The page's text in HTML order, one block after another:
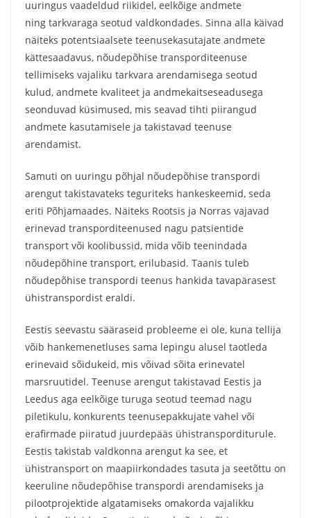
uuringus vaadeldud riikidel, eelkõige andmete
ning tarkvaraga seotud valdkondades. Sinna alla käivad
näiteks potentsiaalsete teenusekasutajate andmete
kättesaadavus, nõudepõhise transporditeenuse
tellimiseks vajaliku tarkvara arendamisega seotud
kulud, andmete kvaliteet ja andmekaitseseadusega
seonduvad küsimused, mis seavad tihti piirangud
andmete kasutamisele ja takistavad teenuse
arendamist.
Samuti on uuringu põhjal nõudepõhise transpordi
arengut takistavateks teguriteks hankeskeemid, seda
eriti Põhjamaades. Näiteks Rootsis ja Norras vajavad
erinevad transporditeenused nagu patsientide
transport või koolibussid, mida võib teenindada
nõudepõhine transport, erilubasid. Taanis tuleb
nõudepõhise transpordi teenus hankida tavapärasest
ühistranspordist eraldi.
Eestis seevastu sääraseid probleeme ei ole, kuna tellija
võib hankemenetluses sama lepingu alusel taotleda
erinevaid sõidukeid, mis võivad sõita erinevatel
marsruutidel. Teenuse arengut takistavad Eestis ja
Leedus aga eelkõige turuga seotud teemad nagu
piletikulu, konkurents teenusepakkujate vahel või
erafirmade piiratud juurdepääs ühistransporditurule.
Eestis takistab valdkonna arengut ka see, et
ühistransport on maapiirkondades tasuta ja seetõttu on
keeruline nõudepõhise transpordi arendamiseks ja
pilootprojektide algatamiseks omakorda vajalikku